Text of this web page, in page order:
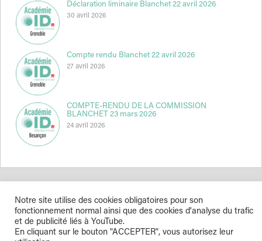
Déclaration liminaire Blanchet 22 avril 2026
30 avril 2026
Compte rendu Blanchet 22 avril 2026
27 avril 2026
COMPTE-RENDU DE LA COMMISSION
BLANCHET 23 mars 2026
24 avril 2026
Indépendance & Direction © 2026
Notre site utilise des cookies obligatoires pour son
fonctionnement normal ainsi que des cookies d'analyse du trafic
et de publicité liés à YouTube.
En cliquant sur le bouton "ACCEPTER", vous autorisez leur